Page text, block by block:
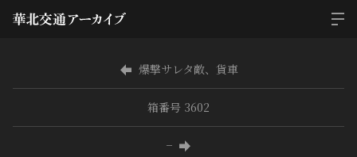
爆撃サレタ敵、貨車
箱番号 3602
−